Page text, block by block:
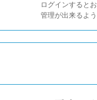
ログインすると
管理が出来るよ